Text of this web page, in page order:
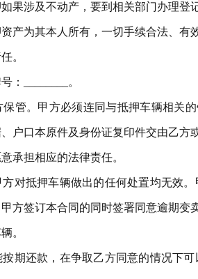
果涉及不动产，要到相关部门办理登
产为其本人所有，一切手续合法、有
。
________。
管。甲方必须连同与抵押车辆相关
户口本原件及身份证复印件交由乙
承担相应的法律责任。
对抵押车辆做出的任何处置均无效
方签订本合同的同时签署同意逾期
。
期还款，在争取乙方同意的情况下